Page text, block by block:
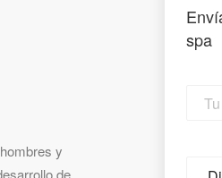
y
de
spa
email